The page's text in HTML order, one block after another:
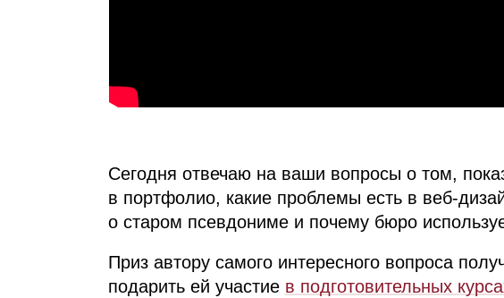
Сегодня отвечаю на ваши вопросы о том,
в портфолио, какие проблемы есть в
о старом псевдониме и почему бюро
Приз автору самого интересного вопроса
подарить ей участие в подготовительных